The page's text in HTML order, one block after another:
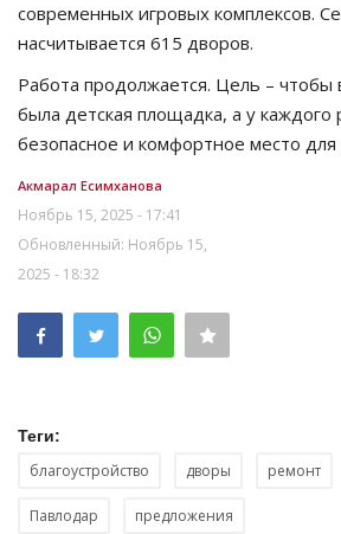
современных игровых комплексов.
насчитывается 615 дворов.
Работа продолжается. Цель – чтобы
была детская площадка, а у каждого
безопасное и комфортное место для
Акмарал Есимханова
Ноябрь 15, 2025 - 17:41
Обновленный: Ноябрь 15,
2025 - 18:32
Теги:
благоустройство дворы ремонт
Павлодар предложения